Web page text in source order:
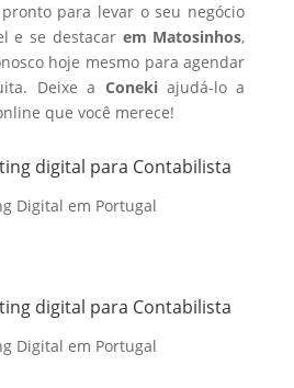
para levar o seu negócio
e se destacar em Matosinhos,
hoje mesmo para agendar
Deixe a Conekiajudá-lo a
que você merece!
digital para Contabilista
Digital em Portugal
digital para Contabilista
Digital em Portugal